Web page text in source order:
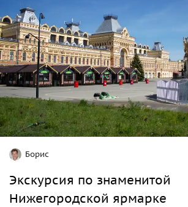
Борис
Экскурсия по знаменитой
Нижегородской ярмарке